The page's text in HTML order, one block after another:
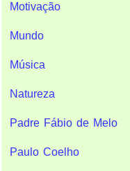
Motivação
Mundo
Música
Natureza
Padre Fábio de Melo
Paulo Coelho